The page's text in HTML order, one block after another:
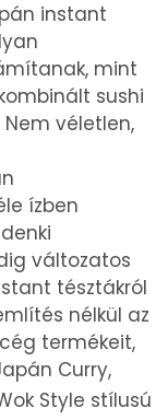
instant
mint
sushi
véletlen,
ízben
változatos
tésztákról
nélkül az
termékeit,
Curry,
Style stílusú